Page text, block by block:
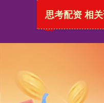
思考配资 相